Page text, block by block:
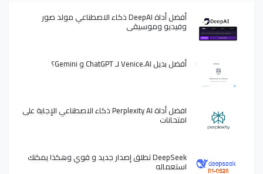
أفضل أداة DeepAI ذكاء الاصطناعي مولد صور
وفيديو وموسيقى
أفضل بديل Venice.AI لـ ChatGPT و Gemini؟
افضل أداة Perplexity AI ذكاء الاصطناعي الإجابة على
امتحانات
DeepSeek تطلق إصدار جديد و قوي وهكذا يمكنك
استعماله